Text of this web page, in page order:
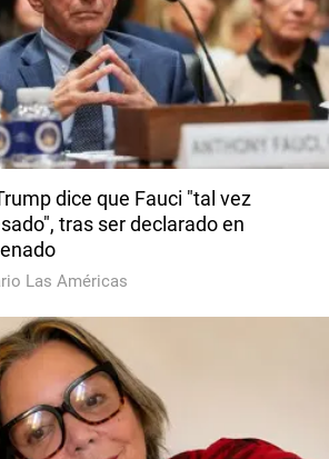
dice que Fauci "tal vez
tras ser declarado en
Las Américas